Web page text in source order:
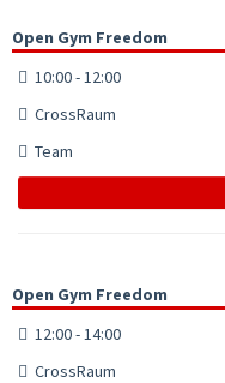
Open Gym Freedom
10:00 - 12:00
CrossRaum
Team
Open Gym Freedom
12:00 - 14:00
CrossRaum